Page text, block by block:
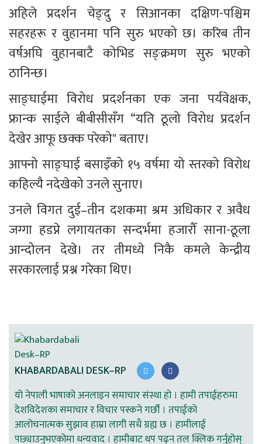
अहिले प्रदर्शन चेङ्दु र सिआनका दक्षिण-पश्चिम
सहरहरू र वुहानमा पनि सुरु भएको छ। करिब तीन
वर्षअघि वुहानबाटै कोभिड सङ्क्रमण सुरु भएको
ठानिन्छ।
साङ्घाईमा विरोध प्रदर्शनका एक जना पर्यवेक्षक,
फ्रान्क साईले बीबीसीसँग “यति ठूलो विरोध प्रदर्शन
देखेर आफू छक्क परेको" बताए।
आफ्नो साङ्घाई बसाइँको १५ वर्षमा यो स्तरको विरोध
कहिल्यै नदेखेको उनले सुनाए।
उनले विगत दुई–तीन दशकमा श्रम अधिकार र अवैध
जग्गा हडप्ने लगायतका सन्दर्भमा हजारौँ साना-ठूला
आन्दोलन देखे। तर तीमध्ये निकै कमले केन्द्रीय
सरकारलाई प्रश्न गरेका थिए।
KHABARDABALI DESK–RP
यो नेपाली भाषाको अनलाइन समाचार संस्था हो । हामी तपाईहरुमा
देशविदेशका समाचार र विचार पस्कने गर्छौ । तपाईको
आलोचनात्मक सुझाव हाम्रा लागी सधै ग्रह्य छ । हामीलाई
पछ्याउनुभएकोमा धन्यवाद । हामीबाट थप पढ्न तल क्लिक गर्नुहोस्